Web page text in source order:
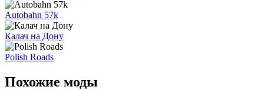
Autobahn 57k
Калач на Дону
Polish Roads
Похожие моды